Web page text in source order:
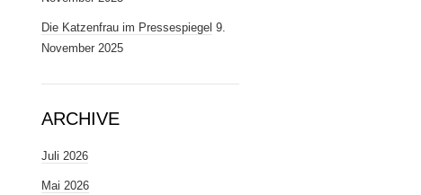
Die Katzenfrau im Pressespiegel 9.
November 2025
ARCHIVE
Juli 2026
Mai 2026